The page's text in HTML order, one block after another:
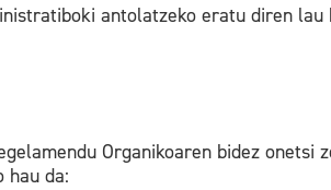
antolatzeko eratu diren
Organikoaren bidez onetsi
hau da: